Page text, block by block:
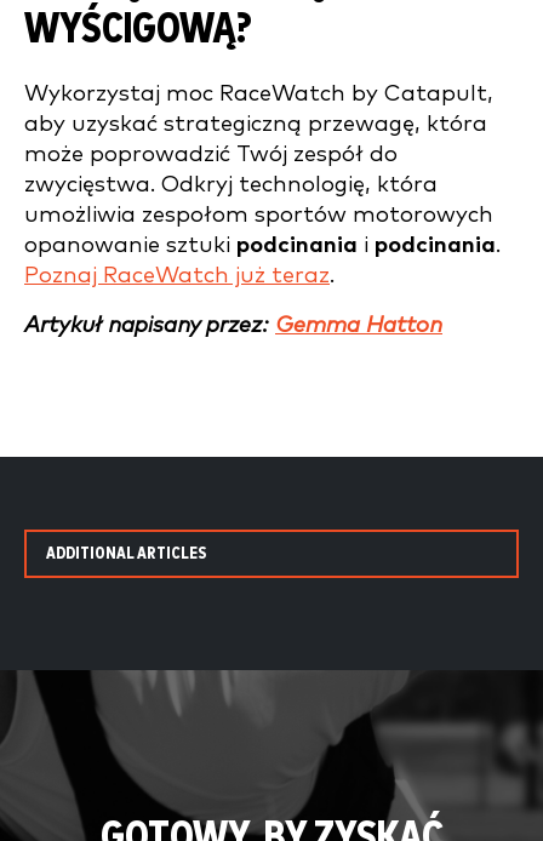
WYŚCIGOWĄ?
Wykorzystaj moc RaceWatch by Catapult,
aby uzyskać strategiczną przewagę, która
może poprowadzić Twój zespół do
zwycięstwa. Odkryj technologię, która
umożliwia zespołom sportów motorowych
opanowanie sztuki podcinania i podcinania.
Poznaj RaceWatch już teraz.
Artykuł napisany przez: Gemma Hatton
ADDITIONAL ARTICLES